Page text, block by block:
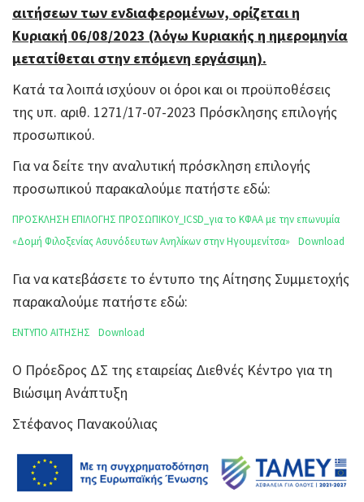
αιτήσεων των ενδιαφερομένων, ορίζεται η
Κυριακή 06/08/2023 (λόγω Κυριακής η ημερομηνία
μετατίθεται στην επόμενη εργάσιμη).
Κατά τα λοιπά ισχύουν οι όροι και οι προϋποθέσεις
της υπ. αριθ. 1271/17-07-2023 Πρόσκλησης επιλογής
προσωπικού.
Για να δείτε την αναλυτική πρόσκληση επιλογής
προσωπικού παρακαλούμε πατήστε εδώ:
ΠΡΟΣΚΛΗΣΗ ΕΠΙΛΟΓΗΣ ΠΡΟΣΩΠΙΚΟΥ_ICSD_για το ΚΦΑΑ με την επωνυμία
«Δομή Φιλοξενίας Ασυνόδευτων Ανηλίκων στην Ηγουμενίτσα»
Download
Για να κατεβάσετε το έντυπο της Αίτησης Συμμετοχής
παρακαλούμε πατήστε εδώ:
ΕΝΤΥΠΟ ΑΙΤΗΣΗΣ Download
Ο Πρόεδρος ΔΣ της εταιρείας Διεθνές Κέντρο για τη
Βιώσιμη Ανάπτυξη
Στέφανος Πανακούλιας